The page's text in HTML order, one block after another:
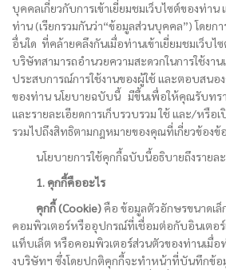
บุคคลเกี่ยวกับการเข้าเยี่ยมชมเว็บไซต์ของท่าน
ท่าน (เรียกรวมกันว่า“ข้อมูลส่วนบุคคล”) โดยก
อื่นใด ที่คล้ายคลึงกันเมื่อท่านเข้าเยี่ยมชมเว็บ
บริษัทสามารถอำนวยความสะดวกในการใช้งา
ประสบการณ์การใช้งานของผู้ใช้ และตอบสนอ
ของท่าน นโยบายฉบับนี้ มีขึ้นเพื่อให้คุณรับทร
และรายละเอียดการเก็บรวบรวม ใช้ และ/หรือ
รวมไปถึงสิทธิตามกฎหมายของคุณที่เกี่ยวข้อง
นโยบายการใช้คุกกี้ฉบับนี้อธิบายถึงรายละ
1. คุกกี้คืออะไร
คุกกี้ (Cookie)คือ ข้อมูลตัวอักษรขนาดเล็
คอมพิวเตอร์หรืออุปกรณ์ที่เชื่อมต่อกับอินเตอร์
แท็บเล็ต หรือคอมพิวเตอร์ส่วนตัวของท่านเมื่อ
งบริษัทฯ ซึ่งโดยปกติคุกกี้จะทำหน้าที่บันทึกข้อ